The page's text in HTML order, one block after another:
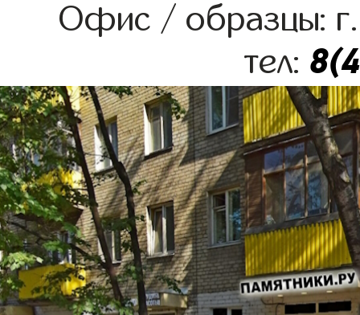
Офис / образцы: г.
тел: